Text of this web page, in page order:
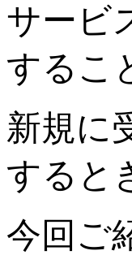
サービ
するこ
新規に
すると
今回ご